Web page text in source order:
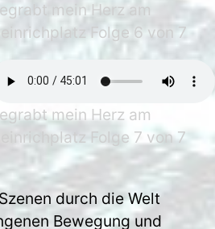
mein Herz am
Folge 6 von 7
mein Herz am
Folge 7 von 7
durch die Welt
Bewegung und